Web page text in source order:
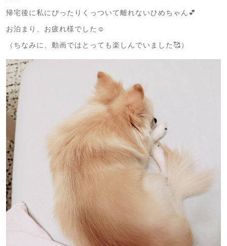
帰宅後に私にぴったりくっついて離れないひめちゃん💕
お泊まり、お疲れ様でした☺️
（ちなみに、動画ではとっても楽しんでいました🥰）